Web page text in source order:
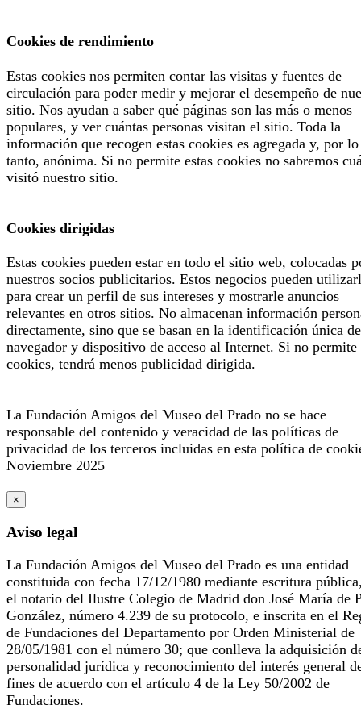
Cookies de rendimiento
Estas cookies nos permiten contar las visitas y fuentes de
circulación para poder medir y mejorar el desempeño de
sitio. Nos ayudan a saber qué páginas son las más o menos
populares, y ver cuántas personas visitan el sitio. Toda la
información que recogen estas cookies es agregada y, por lo
tanto, anónima. Si no permite estas cookies no sabremos
visitó nuestro sitio.
Cookies dirigidas
Estas cookies pueden estar en todo el sitio web, colocadas
nuestros socios publicitarios. Estos negocios pueden
para crear un perfil de sus intereses y mostrarle anuncios
relevantes en otros sitios. No almacenan información
directamente, sino que se basan en la identificación única
navegador y dispositivo de acceso al Internet. Si no permite
cookies, tendrá menos publicidad dirigida.
La Fundación Amigos del Museo del Prado no se hace
responsable del contenido y veracidad de las políticas de
privacidad de los terceros incluidas en esta política de
Noviembre 2025
×
Aviso legal
La Fundación Amigos del Museo del Prado es una entidad
constituida con fecha 17/12/1980 mediante escritura
el notario del Ilustre Colegio de Madrid don José María de
González, número 4.239 de su protocolo, e inscrita en el
de Fundaciones del Departamento por Orden Ministerial de
28/05/1981 con el número 30; que conlleva la adquisición
personalidad jurídica y reconocimiento del interés general
fines de acuerdo con el artículo 4 de la Ley 50/2002 de
Fundaciones.